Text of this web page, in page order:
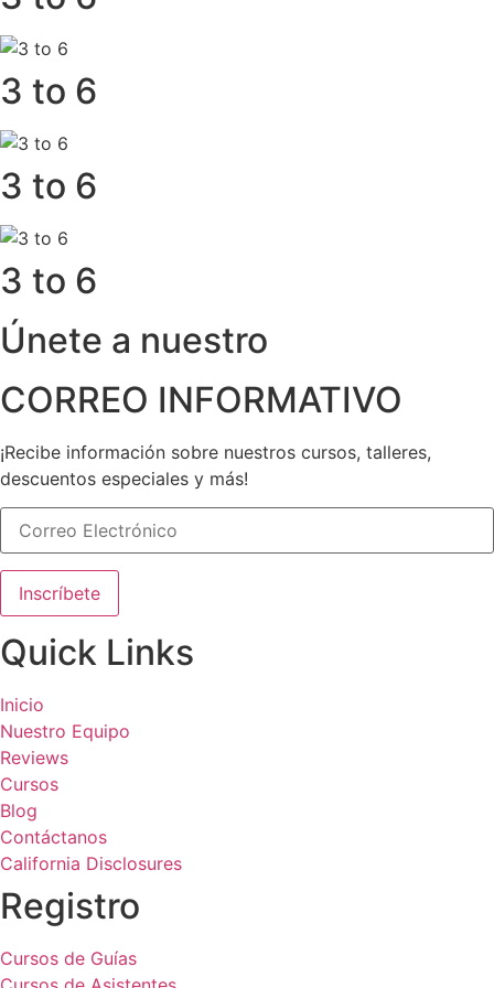
3 to 6
3 to 6
3 to 6
Únete a nuestro
CORREO INFORMATIVO
¡Recibe información sobre nuestros cursos, talleres,
descuentos especiales y más!
Quick Links
Inicio
Nuestro Equipo
Reviews
Cursos
Blog
Contáctanos
California Disclosures
Registro
Cursos de Guías